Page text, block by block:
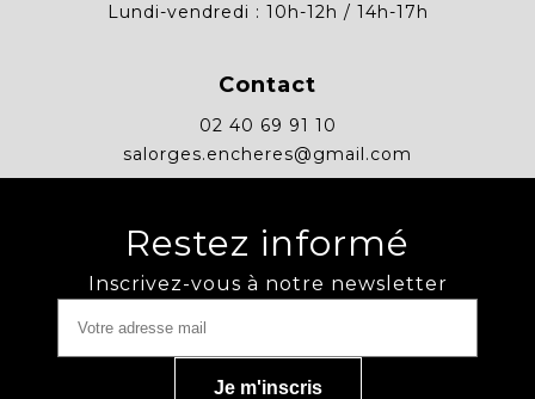
Lundi-vendredi : 10h-12h / 14h-17h
Contact
02 40 69 91 10
salorges.encheres@gmail.com
Restez informé
Inscrivez-vous à notre newsletter